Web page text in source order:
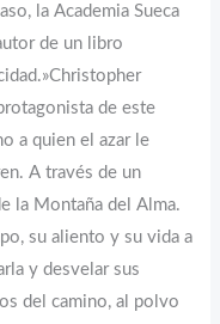
la Academia Sueca
de un libro
de este
a quien el azar le
A través de un
la Montaña del Alma.
su aliento y su vida a
y desvelar sus
del camino, al polvo